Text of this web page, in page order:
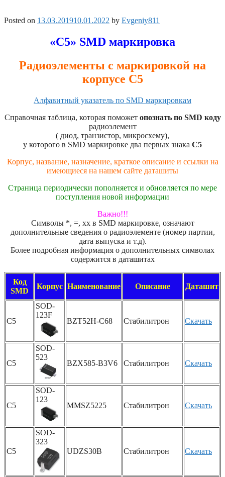
Posted on 13.03.201910.01.2022 by Evgeniy811
«С5» SMD маркировка
Радиоэлементы с маркировкой на
корпусе С5
Алфавитный указатель по SMD маркировкам
Справочная таблица, которая поможет опознать по SMD коду
радиоэлемент
( диод, транзистор, микросхему),
у которого в SMD маркировке два первых знака C5
Корпус, название, назначение, краткое описание и ссылки на
имеющиеся на нашем сайте даташиты
Страница периодически пополняется и обновляется по мере
поступления новой информации
Важно!!!
Символы *, =, xx в SMD маркировке, означают
дополнительные сведения о радиоэлементе (номер партии,
дата выпуска и т.д).
Более подробная информация о дополнительных символах
содержится в даташитах
Код
SMD
Корпус Наименование Описание Даташит
C5
SOD-
123F
BZT52H-C68 Стабилитрон Скачать
C5
SOD-
523
BZX585-B3V6 Стабилитрон Скачать
C5
SOD-
123
MMSZ5225 Стабилитрон Скачать
C5
SOD-
323
UDZS30B
Стабилитрон Скачать